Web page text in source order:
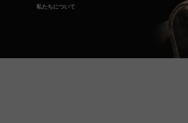
私たちについて